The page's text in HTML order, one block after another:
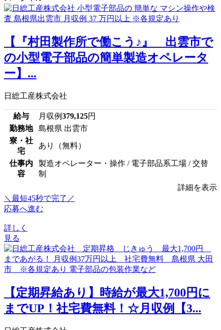
【『村田製作所で働こう♪』 出雲市で
の小型電子部品の簡単製造オペレータ
ー】...
日総工産株式会社
給与 月収例379,125円
勤務地
島根県 出雲市
寮・社
宅
あり（無料）
仕事内
容
製造オペレーター・操作 / 電子部品系工場 / 交替
制
詳細を表示
＼最短45秒で完了／
応募へ進む
詳しく
見る
【定期昇給あり】時給が最大1,700円に
までUP！社宅費無料！☆月収例【3...